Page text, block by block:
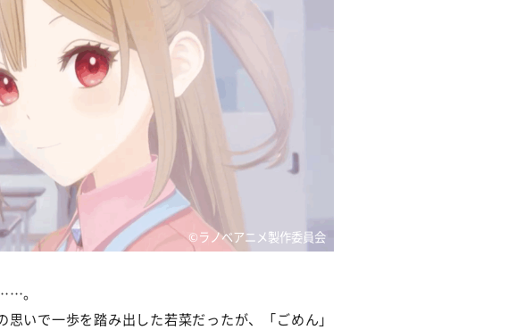
©ラノベアニメ製作委員会
。
いで一歩を踏み出した若菜だったが、「ごめん」